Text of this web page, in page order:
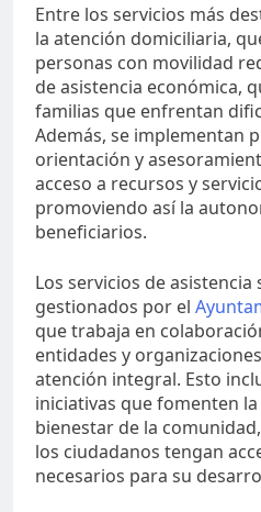
Entre los servicios más
la atención domiciliaria,
personas con movilidad
de asistencia económica,
familias que enfrentan
Además, se implementan
orientación y
acceso a recursos y
promoviendo así la
beneficiarios.
Los servicios de
gestionados por el
que trabaja en
entidades y
atención integral. Esto
iniciativas que fomenten
bienestar de la
los ciudadanos tengan
necesarios para su